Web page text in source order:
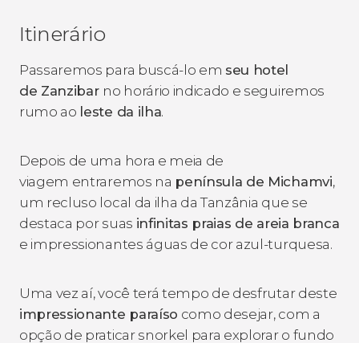
Itinerário
Passaremos para buscá-lo em seu hotel
de Zanzibar no horário indicado e seguiremos
rumo ao leste da ilha.
Depois de uma hora e meia de
viagem entraremos na península de Michamvi,
um recluso local da ilha da Tanzânia que se
destaca por suas infinitas praias de areia branca
e impressionantes águas de cor azul-turquesa.
Uma vez aí, você terá tempo de desfrutar deste
impressionante paraíso como desejar, com a
opção de praticar snorkel para explorar o fundo